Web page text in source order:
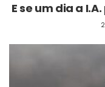
E se um dia a